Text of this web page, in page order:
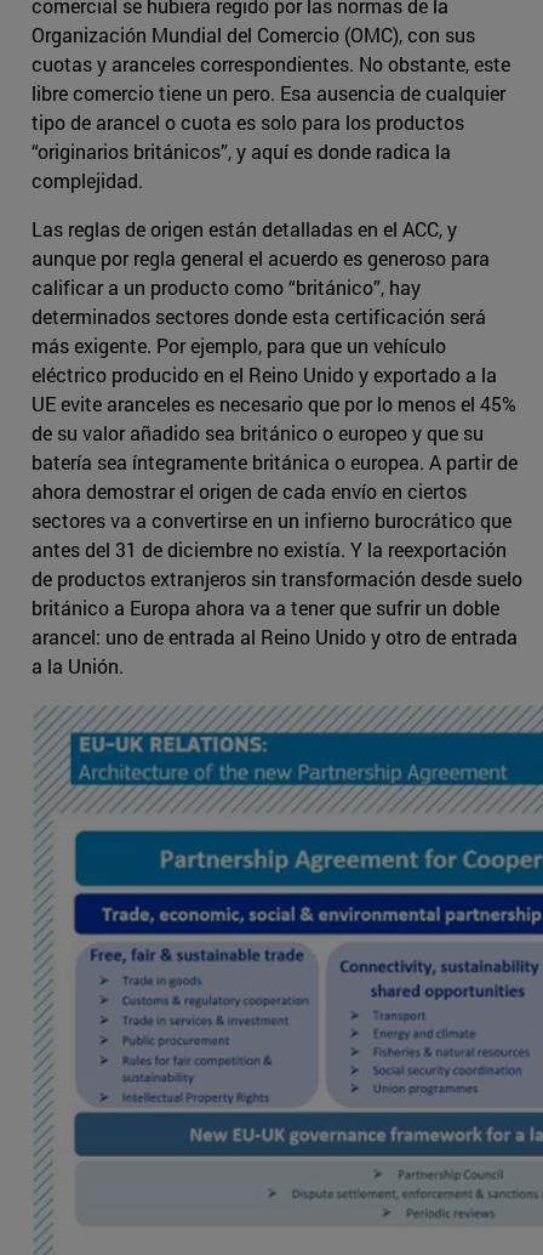
comercial se hubiera regido por las normas de la
Organización Mundial del Comercio (OMC), con sus
cuotas y aranceles correspondientes. No obstante, este
libre comercio tiene un pero. Esa ausencia de cualquier
tipo de arancel o cuota es solo para los productos
“originarios británicos”, y aquí es donde radica la
complejidad.
Las reglas de origen están detalladas en el ACC, y
aunque por regla general el acuerdo es generoso para
calificar a un producto como “británico”, hay
determinados sectores donde esta certificación será
más exigente. Por ejemplo, para que un vehículo
eléctrico producido en el Reino Unido y exportado a la
UE evite aranceles es necesario que por lo menos el 45%
de su valor añadido sea británico o europeo y que su
batería sea íntegramente británica o europea. A partir de
ahora demostrar el origen de cada envío en ciertos
sectores va a convertirse en un infierno burocrático que
antes del 31 de diciembre no existía. Y la reexportación
de productos extranjeros sin transformación desde suelo
británico a Europa ahora va a tener que sufrir un doble
arancel: uno de entrada al Reino Unido y otro de entrada
a la Unión.